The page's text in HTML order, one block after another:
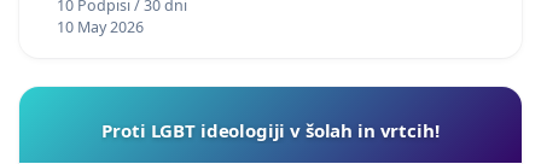
10 Podpisi / 30 dni
10 May 2026
Proti LGBT ideologiji v šolah in vrtcih!